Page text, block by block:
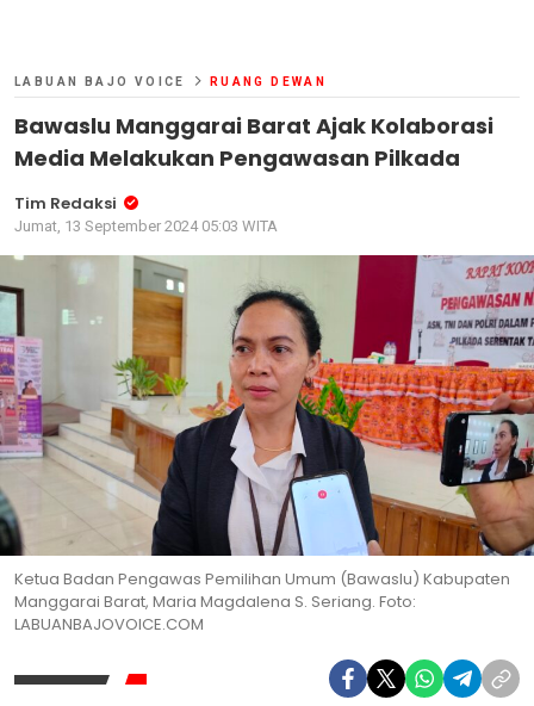
LABUAN BAJO VOICE RUANG DEWAN
Bawaslu Manggarai Barat Ajak Kolaborasi
Media Melakukan Pengawasan Pilkada
Tim Redaksi
Jumat, 13 September 2024 05:03 WITA
Ketua Badan Pengawas Pemilihan Umum (Bawaslu) Kabupaten
Manggarai Barat, Maria Magdalena S. Seriang. Foto:
LABUANBAJOVOICE.COM